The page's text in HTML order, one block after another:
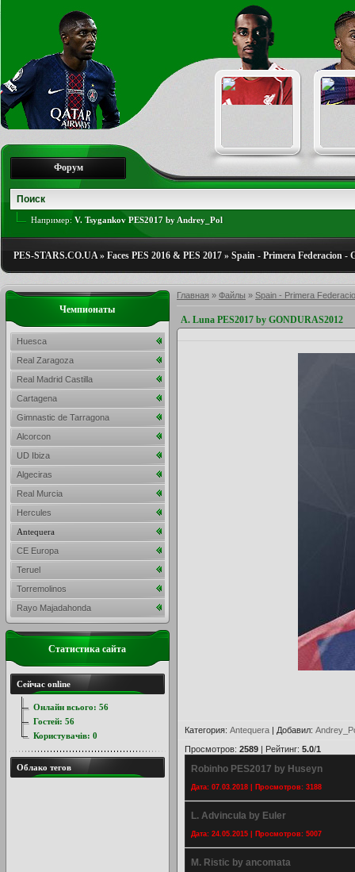
Форум
Например: V. Tsygankov PES2017 by Andrey_Pol
PES-STARS.CO.UA» Faces PES 2016 & PES 2017 » Spain - Primera Federacion -
Главная » Файлы » Spain - Primera
A. Luna PES2017 by GONDURAS2012
Категория: Antequera | Добавил:
Просмотров: 2589 | Рейтинг: 5.0/1
Robinho PES2017 by Huseyn
Дата: 07.03.2018 | Просмотров: 3188
L. Advincula by Euler
Дата: 24.05.2015 | Просмотров: 5007
M. Ristic by ancomata
Чемпионаты
Huesca
Real Zaragoza
Real Madrid Castilla
Cartagena
Gimnastic de Tarragona
Alcorcon
UD Ibiza
Algeciras
Real Murcia
Hercules
Antequera
CE Europa
Teruel
Torremolinos
Rayo Majadahonda
Статистика сайта
Сейчас online
Онлайн всього: 56
Гостей: 56
Користувачів: 0
Облако тегов